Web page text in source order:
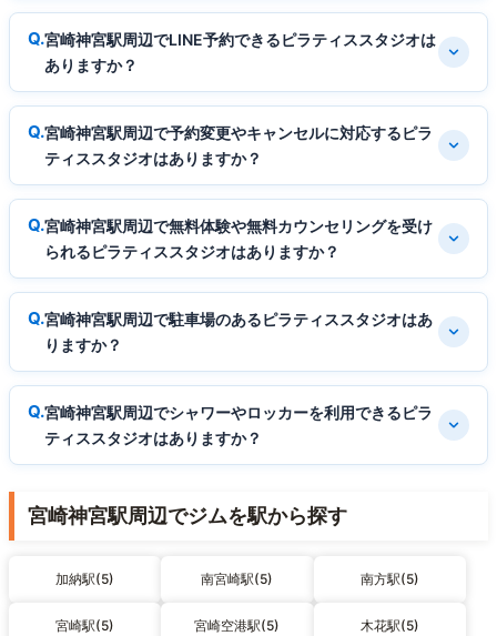
宮崎神宮駅周辺でLINE予約できるピラティススタジオは
ありますか？
宮崎神宮駅周辺で予約変更やキャンセルに対応するピラ
ティススタジオはありますか？
宮崎神宮駅周辺で無料体験や無料カウンセリングを受け
られるピラティススタジオはありますか？
宮崎神宮駅周辺で駐車場のあるピラティススタジオはあ
りますか？
宮崎神宮駅周辺でシャワーやロッカーを利用できるピラ
ティススタジオはありますか？
宮崎神宮駅周辺でジムを駅から探す
加納駅(5) 南宮崎駅(5) 南方駅(5)
宮崎駅(5) 宮崎空港駅(5) 木花駅(5)